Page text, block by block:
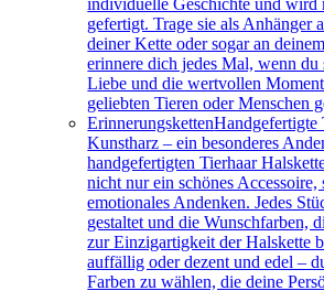
individuelle Geschichte und wird
gefertigt. Trage sie als Anhänger
deiner Kette oder sogar an
erinnere dich jedes Mal, wenn du
Liebe und die wertvollen
geliebten Tieren oder Menschen
ErinnerungskettenHandgefertigte
Kunstharz – ein besonderes
handgefertigten Tierhaar
nicht nur ein schönes Accessoire,
emotionales Andenken. Jedes
gestaltet und die Wunschfarben,
zur Einzigartigkeit der Halskette
auffällig oder dezent und edel –
Farben zu wählen, die deine